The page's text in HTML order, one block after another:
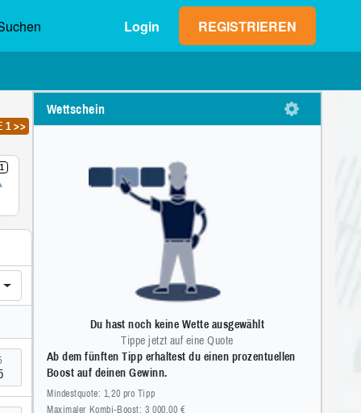
Login REGISTRIEREN
1 >>
1
Wettschein
Du hast noch keine Wette ausgewählt
Tippe jetzt auf eine Quote
Ab dem fünften Tipp erhaltest du einen prozentuellen
Boost auf deinen Gewinn.
Mindestquote: 1,20 pro Tipp
Maximaler Kombi-Boost: 3 000,00 €
Max. Gewinn (netto)
0,00 €
Einsatz
4
5